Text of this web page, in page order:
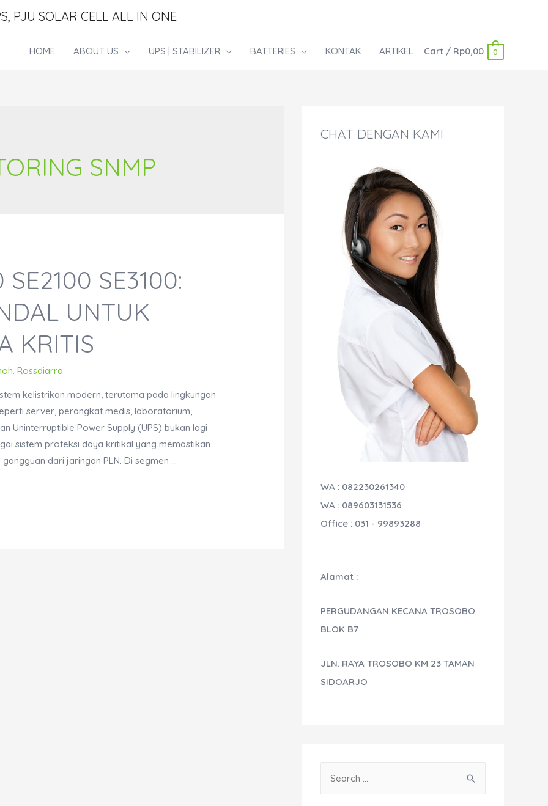
PJU SOLAR CELL ALL IN ONE
HOME ABOUT US UPS | STABILIZER BATTERIES KONTAK ARTIKEL Cart/ Rp0,00 0
SNMP
SE2100 SE3100:
UNTUK
KRITIS
Rossdiarra
kelistrikan modern, terutama pada lingkungan
server, perangkat medis, laboratorium,
Uninterruptible Power Supply (UPS) bukan lagi
sistem proteksi daya kritikal yang memastikan
dari jaringan PLN. Di segmen …
CHAT DENGAN KAMI
WA : 082230261340
WA : 089603131536
Office : 031 - 99893288
Alamat :
PERGUDANGAN KECANA TROSOBO
BLOK B7
JLN. RAYA TROSOBO KM 23 TAMAN
SIDOARJO